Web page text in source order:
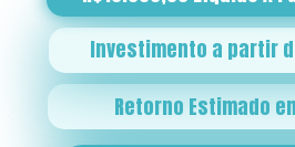
Retorno Estimado
Investimento a partir